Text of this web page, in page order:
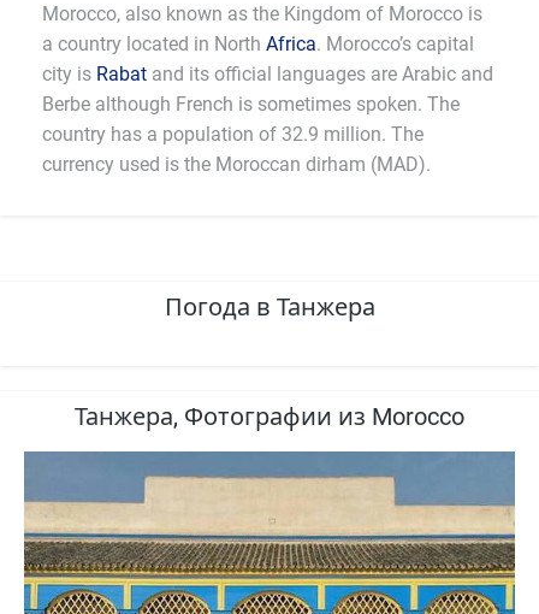
Morocco, also known as the Kingdom of Morocco is
a country located in North Africa. Morocco’s capital
city is Rabat and its official languages are Arabic and
Berbe although French is sometimes spoken. The
country has a population of 32.9 million. The
currency used is the Moroccan dirham (MAD).
Погода в Танжера
Танжера, Фотографии из Morocco